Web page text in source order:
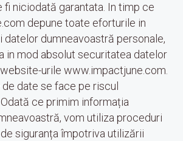
fi niciodată garantata. In timp ce
depune toate eforturile in
datelor dumneavoastră personale,
in mod absolut securitatea datelor
urile www.impactjune.com.
date se face pe riscul
ce primim informația
vom utiliza proceduri
siguranța împotriva utilizării